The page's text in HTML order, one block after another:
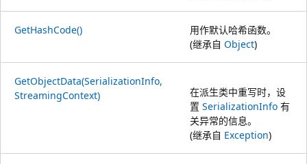
GetHashCode()
用作默认哈希函数。
(继承自 Object)
GetObjectData(SerializationInfo,
StreamingContext)
在派生类中重写时，设
置 SerializationInfo 有
关异常的信息。
(继承自 Exception)